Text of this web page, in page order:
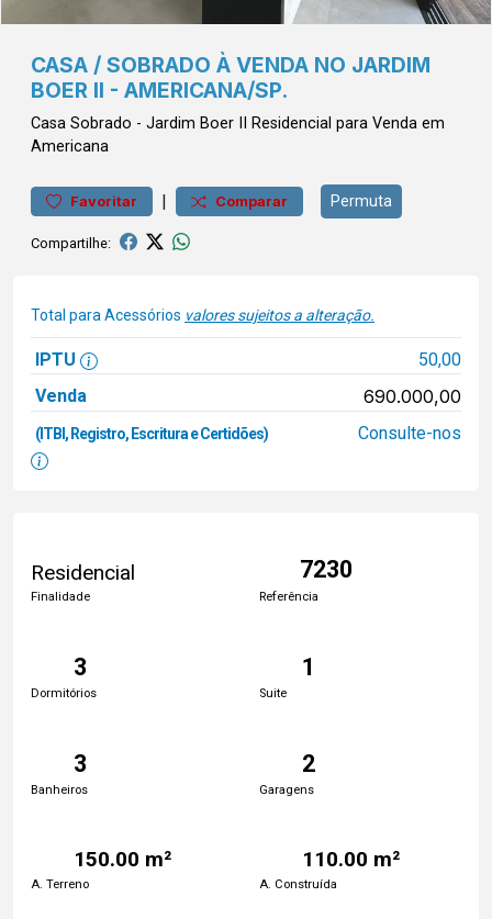
CASA / SOBRADO À VENDA NO JARDIM
BOER II - AMERICANA/SP.
Casa Sobrado - Jardim Boer II
Residencial para Venda em
Americana
Favoritar | Comparar Permuta
Compartilhe:
Total para Acessórios valores sujeitos a alteração.
IPTU
50,00
Venda
690.000,00
(ITBI, Registro, Escritura e Certidões) Consulte-nos
Residencial
Finalidade
7230
Referência
3
Dormitórios
1
Suite
3
Banheiros
2
Garagens
150.00 m²
A. Terreno
110.00 m²
A. Construída